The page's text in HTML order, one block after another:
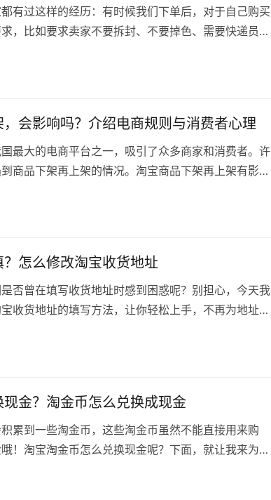
有过这样的经历：有时候我们下单后，对于自己购买
，比如要求卖家不要拆封、不要掉色、需要快递员送
会影响吗？介绍电商规则与消费者心理
最大的电商平台之一，吸引了众多商家和消费者。许
商品下架再上架的情况。淘宝商品下架再上架有影响
怎么修改淘宝收货地址
否曾在填写收货地址时感到困惑呢？别担心，今天我
收货地址的填写方法，让你轻松上手，不再为地址填
金？淘金币怎么兑换成现金
累到一些淘金币，这些淘金币虽然不能直接用来购
！淘宝淘金币怎么兑换现金呢？下面，就让我来为大